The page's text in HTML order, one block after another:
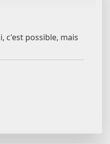
c'est possible, mais